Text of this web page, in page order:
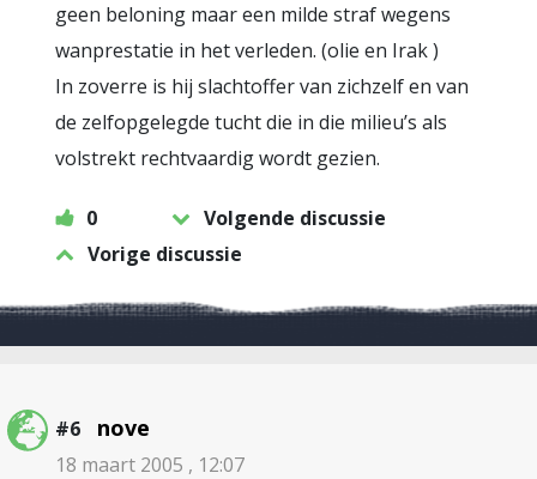
geen beloning maar een milde straf wegens
wanprestatie in het verleden. (olie en Irak )
In zoverre is hij slachtoffer van zichzelf en van
de zelfopgelegde tucht die in die milieu’s als
volstrekt rechtvaardig wordt gezien.
0
Volgende discussie
Vorige discussie
#6 nove
18 maart 2005 , 12:07